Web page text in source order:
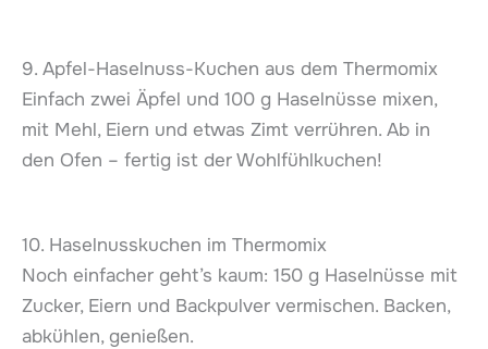
9. Apfel-Haselnuss-Kuchen aus dem Thermomix
Einfach zwei Äpfel und 100 g Haselnüsse mixen,
mit Mehl, Eiern und etwas Zimt verrühren. Ab in
den Ofen – fertig ist der Wohlfühlkuchen!
10. Haselnusskuchen im Thermomix
Noch einfacher geht’s kaum: 150 g Haselnüsse mit
Zucker, Eiern und Backpulver vermischen. Backen,
abkühlen, genießen.